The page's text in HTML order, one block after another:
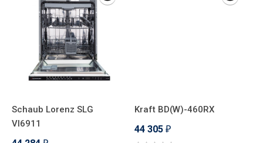
Schaub Lorenz SLG
VI6911
Kraft BD(W)-460RX
44 305 ₽